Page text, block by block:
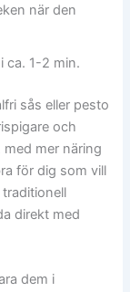
när den
ca. 1-2 min.
sås eller pesto
och
med mer näring
för dig som vill
direkt med
dem i